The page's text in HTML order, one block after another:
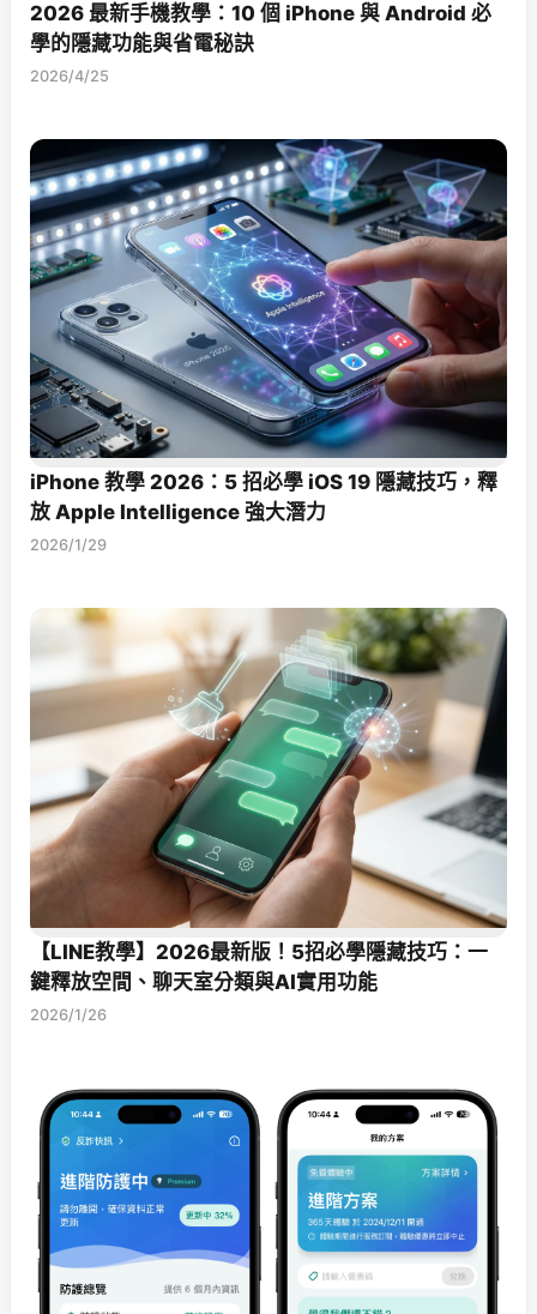
2026 最新手機教學：10 個 iPhone 與 Android 必
學的隱藏功能與省電秘訣
2026/4/25
iPhone 教學 2026：5 招必學 iOS 19 隱藏技巧，釋
放 Apple Intelligence 強大潛力
2026/1/29
【LINE教學】2026最新版！5招必學隱藏技巧：一
鍵釋放空間、聊天室分類與AI實用功能
2026/1/26